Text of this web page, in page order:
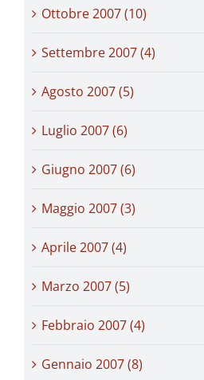
Ottobre 2007 (10)
Settembre 2007 (4)
Agosto 2007 (5)
Luglio 2007 (6)
Giugno 2007 (6)
Maggio 2007 (3)
Aprile 2007 (4)
Marzo 2007 (5)
Febbraio 2007 (4)
Gennaio 2007 (8)